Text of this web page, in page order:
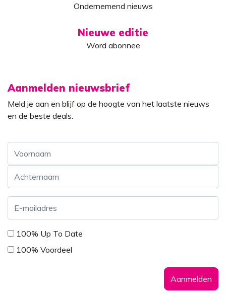
Ondernemend nieuws
Nieuwe editie
Word abonnee
Aanmelden nieuwsbrief
Meld je aan en blijf op de hoogte van het laatste nieuws
en de beste deals.
Voornaam
mailadres*
* 100% Up To Date
100% Voordeel